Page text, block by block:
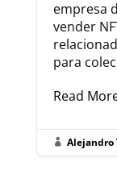
empresa
vender
para
Read
 Alejandro